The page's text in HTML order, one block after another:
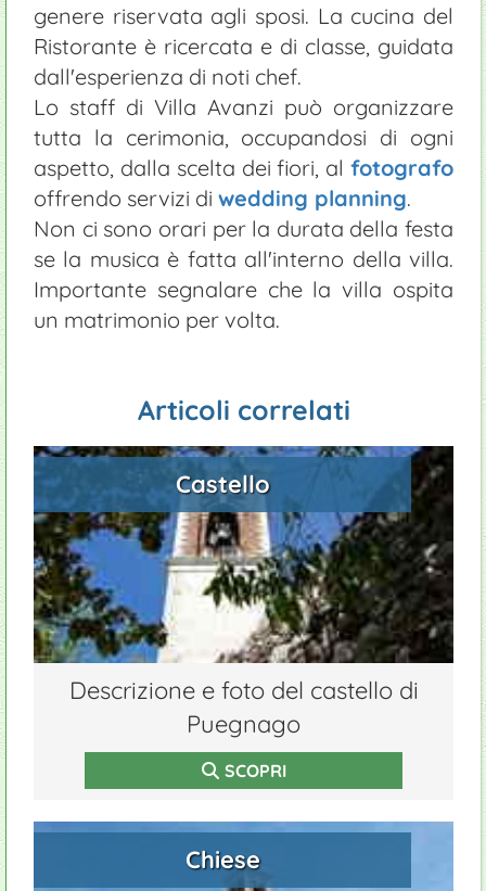
genere riservata agli sposi. La cucina del
Ristorante è ricercata e di classe, guidata
dall'esperienza di noti chef.
Lo staff di Villa Avanzi può organizzare
tutta la cerimonia, occupandosi di ogni
aspetto, dalla scelta dei fiori, al fotografo
offrendo servizi di wedding planning.
Non ci sono orari per la durata della festa
se la musica è fatta all'interno della villa.
Importante segnalare che la villa ospita
un matrimonio per volta.
Articoli correlati
Castello
Descrizione e foto del castello di
Puegnago
SCOPRI
Chiese